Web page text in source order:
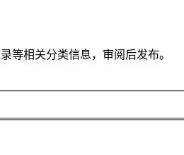
等相关分类信息，审阅后发布。